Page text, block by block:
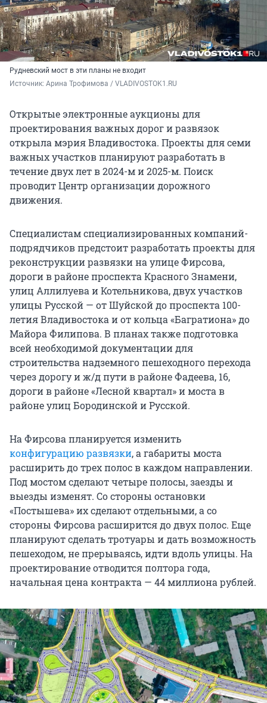
Рудневский мост в эти планы не входит
Источник: Арина Трофимова / VLADIVOSTOK1.RU
Открытые электронные аукционы для
проектирования важных дорог и развязок
открыла мэрия Владивостока. Проекты для семи
важных участков планируют разработать в
течение двух лет в 2024-м и 2025-м. Поиск
проводит Центр организации дорожного
движения.
Специалистам специализированных компаний-
подрядчиков предстоит разработать проекты для
реконструкции развязки на улице Фирсова,
дороги в районе проспекта Красного Знамени,
улиц Аллилуева и Котельникова, двух участков
улицы Русской — от Шуйской до проспекта 100-
летия Владивостока и от кольца «Багратиона» до
Майора Филипова. В планах также подготовка
всей необходимой документации для
строительства надземного пешеходного перехода
через дорогу и ж/д пути в районе Фадеева, 16,
дороги в районе «Лесной квартал» и моста в
районе улиц Бородинской и Русской.
На Фирсова планируется изменить
конфигурацию развязки, а габариты моста
расширить до трех полос в каждом направлении.
Под мостом сделают четыре полосы, заезды и
выезды изменят. Со стороны остановки
«Постышева» их сделают отдельными, а со
стороны Фирсова расширится до двух полос. Еще
планируют сделать тротуары и дать возможность
пешеходом, не прерываясь, идти вдоль улицы. На
проектирование отводится полтора года,
начальная цена контракта — 44 миллиона рублей.